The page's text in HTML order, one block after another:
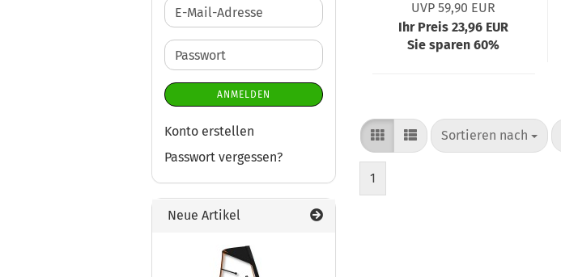
UVP 59,90 EUR
Ihr Preis 23,96 EUR
Sie sparen 60%
Sortieren nach
Sortieren nach
1
E-
Mail-
Adresse
Passwort
ANMELDEN
Konto erstellen
Passwort vergessen?
Neue Artikel